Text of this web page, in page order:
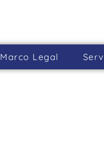
Marco Legal